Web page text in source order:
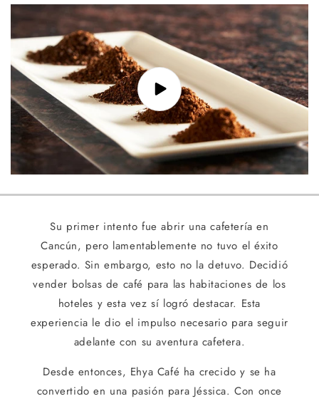
Su primer intento fue abrir una cafetería en
Cancún, pero lamentablemente no tuvo el éxito
esperado. Sin embargo, esto no la detuvo. Decidió
vender bolsas de café para las habitaciones de los
hoteles y esta vez sí logró destacar. Esta
experiencia le dio el impulso necesario para seguir
adelante con su aventura cafetera.
Desde entonces, Ehya Café ha crecido y se ha
convertido en una pasión para Jéssica. Con once